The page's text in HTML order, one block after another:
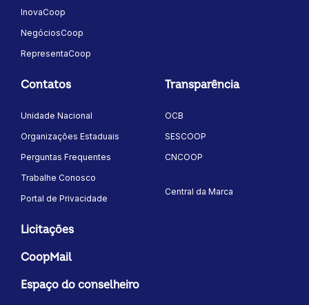
InovaCoop
NegóciosCoop
RepresentaCoop
Contatos
Unidade Nacional
Organizações Estaduais
Perguntas Frequentes
Trabalhe Conosco
Portal de Privacidade
Transparência
OCB
SESCOOP
CNCOOP
Central da Marca
Licitações
CoopMail
Espaço do conselheiro